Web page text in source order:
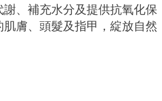
、補充水分及提供抗氧化保
膚、頭髮及指甲，綻放自然